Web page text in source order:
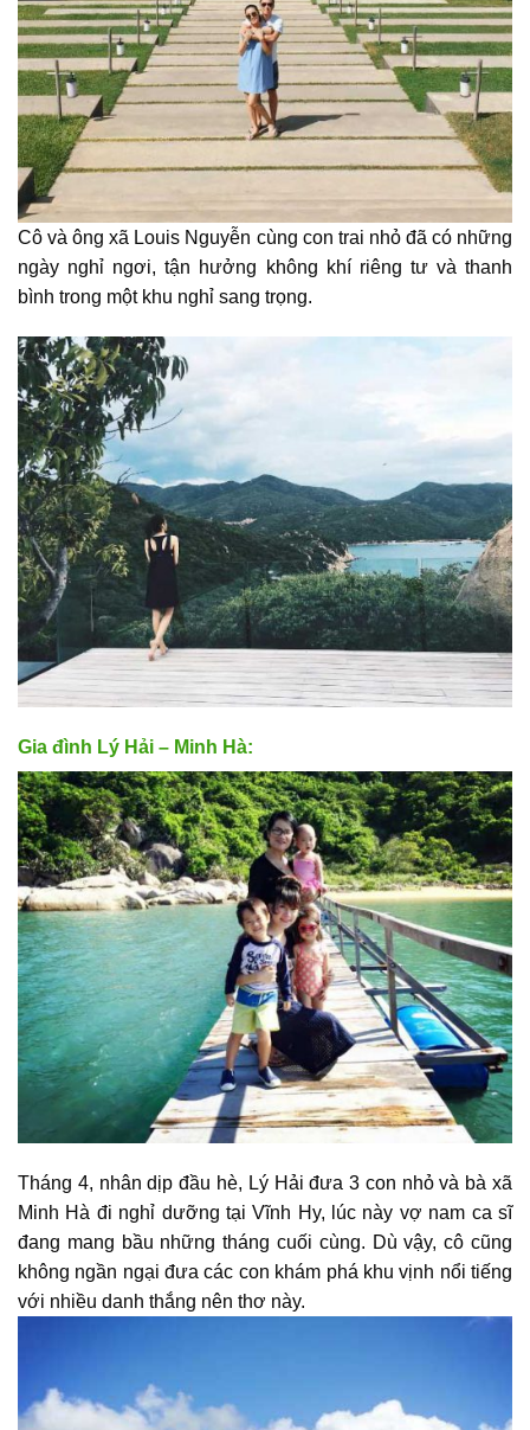
Cô và ông xã Louis Nguyễn cùng con trai nhỏ đã có những
ngày nghỉ ngơi, tận hưởng không khí riêng tư và thanh
bình trong một khu nghỉ sang trọng.
Gia đình Lý Hải – Minh Hà:
Tháng 4, nhân dịp đầu hè, Lý Hải đưa 3 con nhỏ và bà xã
Minh Hà đi nghỉ dưỡng tại Vĩnh Hy, lúc này vợ nam ca sĩ
đang mang bầu những tháng cuối cùng. Dù vậy, cô cũng
không ngần ngại đưa các con khám phá khu vịnh nổi tiếng
với nhiều danh thắng nên thơ này.